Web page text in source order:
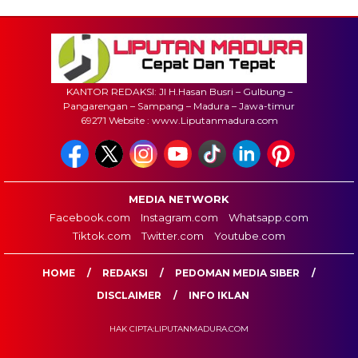
KANTOR REDAKSI: Jl H.Hasan Busri – Gulbung –
Pangarengan – Sampang – Madura – Jawa-timur
69271 Website : www.Liputanmadura.com
MEDIA NETWORK
Facebook.com
Instagram.com
Whatsapp.com
Tiktok.com
Twitter.com Youtube.com
HOME REDAKSI
PEDOMAN MEDIA SIBER
DISCLAIMER
INFO IKLAN
HAK CIPTA:LIPUTANMADURA.COM